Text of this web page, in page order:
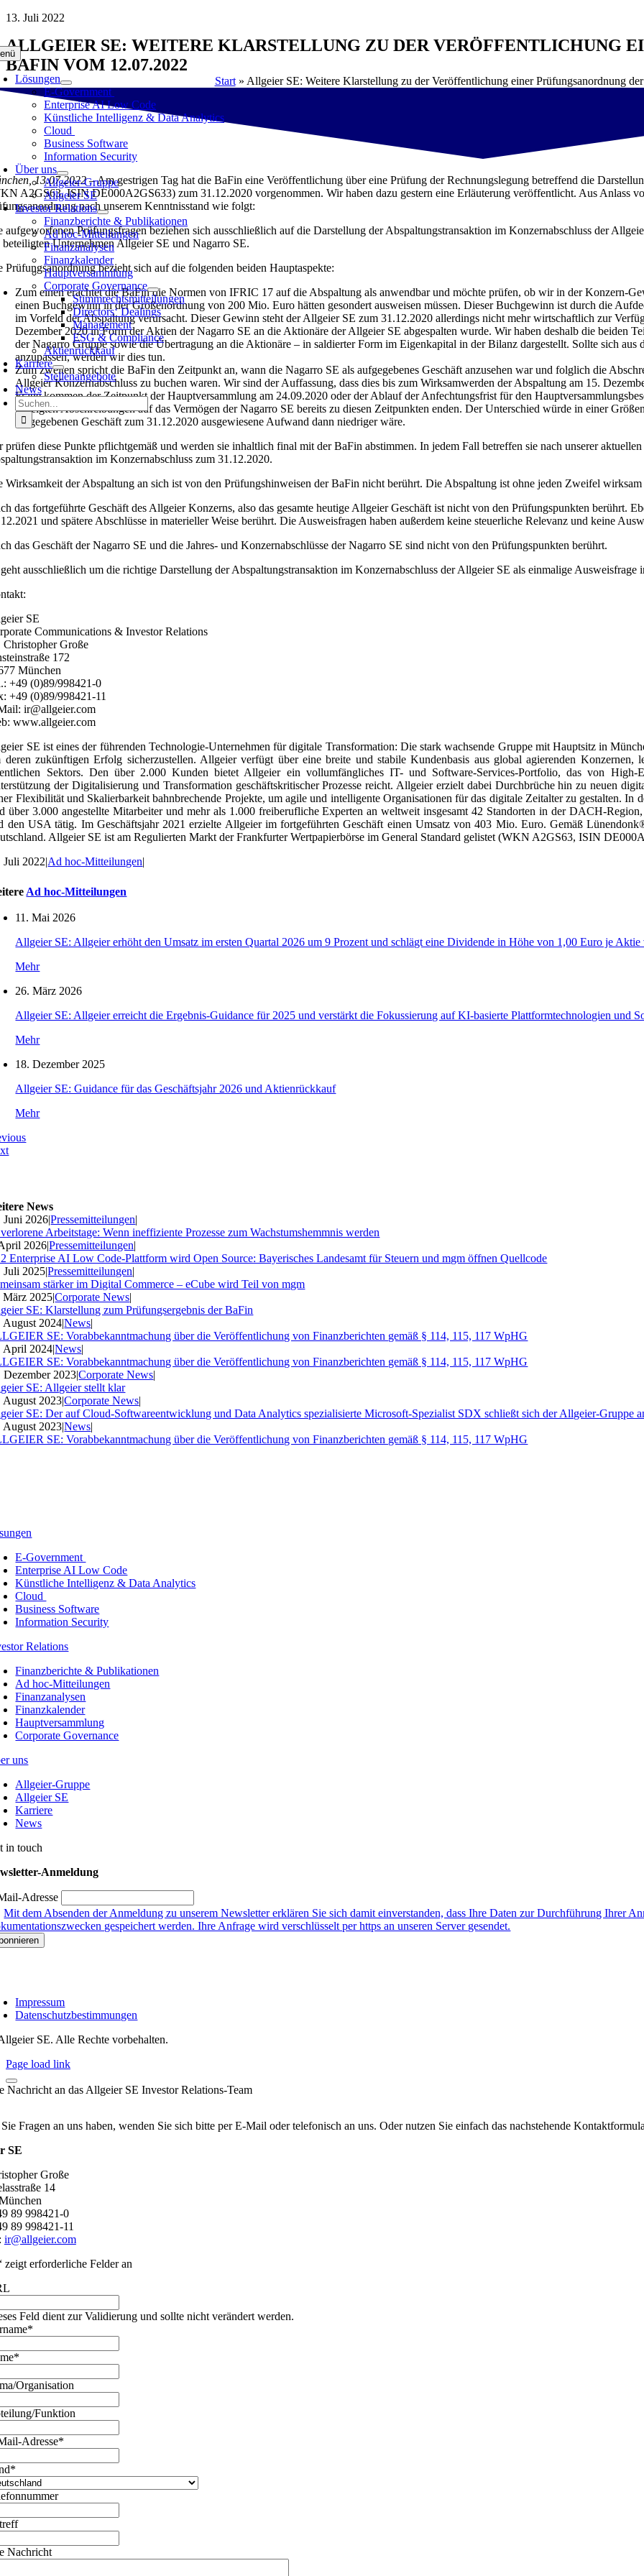
Zum
springen
Lösungen
E-Government
Enterprise AI Low Code
Künstliche Intelligenz & Data Analytics
Cloud
Business Software
Information Security
Über uns
Allgeier-Gruppe
Allgeier SE
Investor Relations
Finanzberichte & Publikationen
Ad hoc-Mitteilungen
Finanzanalysen
Finanzkalender
Hauptversammlung
Corporate Governance
Stimmrechtsmitteilungen
Directors‘ Dealings
Management
ESG & Compliance
Aktienrückkauf
Karriere
Stellenangebote
News
Suche
nach:
13. Juli 2022
ALLGEIER SE: WEITERE KLARSTELLUNG ZU DER VERÖFFENTLICHUNG
BAFIN VOM 12.07.2022
Start» Allgeier SE: Weitere Klarstellung zu der Veröffentlichung einer Prüfungsanordnung
13.07.2022 –Am gestrigen Tag hat die BaFin eine Veröffentlichung über eine Prüfung der Rechnungslegung betreffend die
A2GS63, ISIN DE000A2GS633) zum 31.12.2020 vorgenommen. Wir haben dazu gestern eine Erläuterung veröffentlicht. Aus Anlass
nach unserem Kenntnisstand wie folgt:
aufgeworfenen Prüfungsfragen beziehen sich ausschließlich auf die Darstellung der Abspaltungstransaktion im Konzernabschluss der
beteiligten Unternehmen Allgeier SE und Nagarro SE.
Prüfungsanordnung bezieht sich auf die folgenden beiden Hauptaspekte:
Zum einen erachtet die BaFin die Normen von IFRIC 17 auf die Abspaltung als anwendbar und möchte prüfen, ob wir in der Konzern-
einen Buchgewinn in der Größenordnung von 200 Mio. Euro hätten gesondert ausweisen müssen. Dieser Buchgewinn ist durch die
im Vorfeld der Abspaltung verursacht. Dieser Gewinn steht der Allgeier SE zum 31.12.2020 allerdings nicht mehr wirtschaftlich zur
Dezember 2020 in Form der Aktien der Nagarro SE an die Aktionäre der Allgeier SE abgespalten wurde. Wir haben deshalb die beiden
der Nagarro Gruppe sowie die Übertragung an die Aktionäre – in saldierter Form im Eigenkapital in der Bilanz dargestellt. Sollte sich
anzupassen, werden wir dies tun.
Zum zweiten spricht die BaFin den Zeitpunkt an, wann die Nagarro SE als aufgegebenes Geschäft anzusehen war und folglich die
Allgeier Konzernabschluss zu buchen waren. Wir sind der Auffassung, dass dies bis zum Wirksamwerden der Abspaltung am 15.
Frage kommen der Zeitpunkt der Hauptversammlung am 24.09.2020 oder der Ablauf der Anfechtungsfrist für den
gezeigten Abschreibungen auf das Vermögen der Nagarro SE bereits zu diesen Zeitpunkten enden. Der Unterschied würde in einer
aufgegebenen Geschäft zum 31.12.2020 ausgewiesene Aufwand dann niedriger wäre.
prüfen diese Punkte pflichtgemäß und werden sie inhaltlich final mit der BaFin abstimmen. In jedem Fall betreffen sie nach unserer
im Konzernabschluss zum 31.12.2020.
Wirksamkeit der Abspaltung an sich ist von den Prüfungshinweisen der BaFin nicht berührt. Die Abspaltung ist ohne jeden Zweifel
das fortgeführte Geschäft des Allgeier Konzerns, also das gesamte heutige Allgeier Geschäft ist nicht von den Prüfungspunkten berührt.
und spätere Abschlüsse in materieller Weise berührt. Die Ausweisfragen haben außerdem keine steuerliche Relevanz und keine
das Geschäft der Nagarro SE und die Jahres- und Konzernabschlüsse der Nagarro SE sind nicht von den Prüfungspunkten berührt.
ausschließlich um die richtige Darstellung der Abspaltungstransaktion im Konzernabschluss der Allgeier SE als einmalige
SE
Communications & Investor Relations
Christopher Große
172
München
+49 (0)89/998421-0
+49 (0)89/998421-11
ir@allgeier.com
www.allgeier.com
SE ist eines der führenden Technologie-Unternehmen für digitale Transformation: Die stark wachsende Gruppe mit Hauptsitz in
deren zukünftigen Erfolg sicherzustellen. Allgeier verfügt über eine breite und stabile Kundenbasis aus global agierenden Konzernen,
Sektors. Den über 2.000 Kunden bietet Allgeier ein vollumfängliches IT- und Software-Services-Portfolio, das von
der Digitalisierung und Transformation geschäftskritischer Prozesse reicht. Allgeier erzielt dabei Durchbrüche hin zu neuen
Flexibilität und Skalierbarkeit bahnbrechende Projekte, um agile und intelligente Organisationen für das digitale Zeitalter zu gestalten. In
über 3.000 angestellte Mitarbeiter und mehr als 1.000 freiberufliche Experten an weltweit insgesamt 42 Standorten in der DACH-
den USA tätig. Im Geschäftsjahr 2021 erzielte Allgeier im fortgeführten Geschäft einen Umsatz von 403 Mio. Euro. Gemäß
Allgeier SE ist am Regulierten Markt der Frankfurter Wertpapierbörse im General Standard gelistet (WKN A2GS63, ISIN
Juli 2022|Ad hoc-Mitteilungen|
Ad hoc-Mitteilungen
11. Mai 2026
Allgeier SE: Allgeier erhöht den Umsatz im ersten Quartal 2026 um 9 Prozent und schlägt eine Dividende in Höhe von 1,00 Euro je Aktie
Mehr
26. März 2026
Allgeier SE: Allgeier erreicht die Ergebnis-Guidance für 2025 und verstärkt die Fokussierung auf KI‑basierte Plattformtechnologien und
Mehr
18. Dezember 2025
Allgeier SE: Guidance für das Geschäftsjahr 2026 und Aktienrückkauf
Mehr
News
Juni 2026|Pressemitteilungen|
Arbeitstage: Wenn ineffiziente Prozesse zum Wachstumshemmnis werden
2026|Pressemitteilungen|
Enterprise AI Low Code-Plattform wird Open Source: Bayerisches Landesamt für Steuern und mgm öffnen Quellcode
Juli 2025|Pressemitteilungen|
stärker im Digital Commerce – eCube wird Teil von mgm
März 2025|Corporate News|
SE: Klarstellung zum Prüfungsergebnis der BaFin
August 2024|News|
SE: Vorabbekanntmachung über die Veröffentlichung von Finanzberichten gemäß § 114, 115, 117 WpHG
April 2024|News|
SE: Vorabbekanntmachung über die Veröffentlichung von Finanzberichten gemäß § 114, 115, 117 WpHG
Dezember 2023|Corporate News|
SE: Allgeier stellt klar
August 2023|Corporate News|
SE: Der auf Cloud-Softwareentwicklung und Data Analytics spezialisierte Microsoft-Spezialist SDX schließt sich der Allgeier-Gruppe
August 2023|News|
SE: Vorabbekanntmachung über die Veröffentlichung von Finanzberichten gemäß § 114, 115, 117 WpHG
E-Government
Enterprise AI Low Code
Künstliche Intelligenz & Data Analytics
Cloud
Business Software
Information Security
Relations
Finanzberichte & Publikationen
Ad hoc-Mitteilungen
Finanzanalysen
Finanzkalender
Hauptversammlung
Corporate Governance
uns
Allgeier-Gruppe
Allgeier SE
Karriere
News
in touch
Anmeldung
Adresse
Mit dem Absenden der Anmeldung zu unserem Newsletter erklären Sie sich damit einverstanden, dass Ihre Daten zur Durchführung Ihrer
gespeichert werden. Ihre Anfrage wird verschlüsselt per https an unseren Server gesendet.
Impressum
Datenschutzbestimmungen
SE. Alle Rechte vorbehalten.
Page load link
Nachricht an das Allgeier SE Investor Relations-Team
Fragen an uns haben, wenden Sie sich bitte per E-Mail oder telefonisch an uns. Oder nutzen Sie einfach das nachstehende
SE
Große
14
89 998421-0
89 998421-11
ir@allgeier.com
zeigt erforderliche Felder an
Feld dient zur Validierung und sollte nicht verändert werden.
*
*
Organisation
Funktion
Adresse*
*
Nachricht